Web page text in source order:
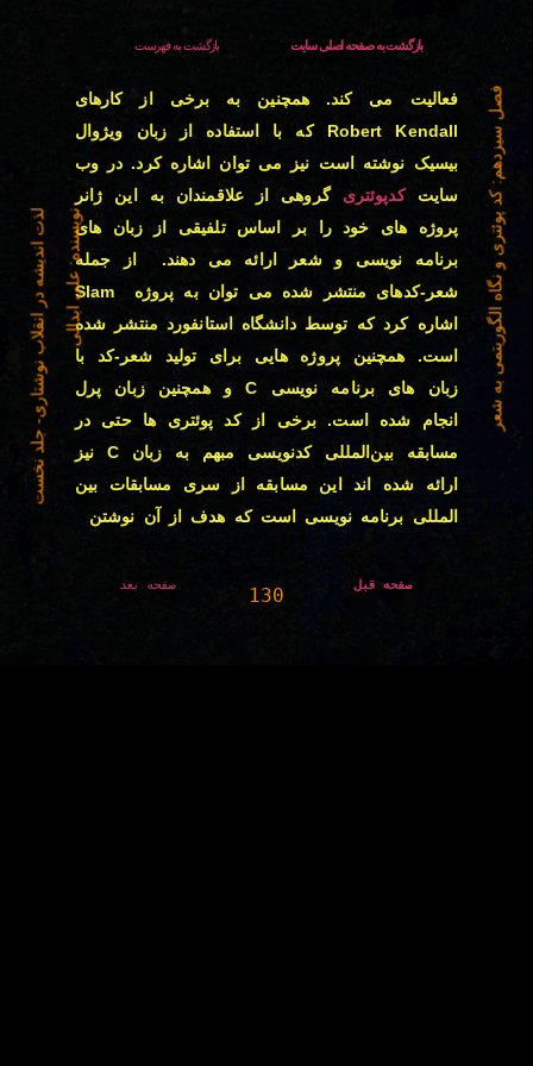
فصل سیزدهم:
کد پوئتری و نگاه الگوریتمی به شعر
بازگشت به صفحه اصلی سایت بازگشت به فهرست
فعالیت می کند. همچنین به برخی از کارهای
Robert Kendall که با استفاده از زبان ویژوال
بیسیک نوشته است نیز می توان اشاره کرد. در وب
سایتکدپوئتری گروهی از علاقمندان به این ژانر
پروژه های خود را بر اساس تلفیقی از زبان های
برنامه نویسی و شعر ارائه می دهند. از جمله
شعر-کدهای منتشر شده می توان به پروژه Slam
اشاره کرد که توسط دانشگاه استانفورد منتشر شده
است. همچنین پروژه هایی برای تولید شعر-کد با
زبان های برنامه نویسی C و همچنین زبان پرل
انجام شده است. برخی از کد پوئتری ها حتی در
مسابقه بین‌المللی کدنویسی مبهم به زبان C نیز
ارائه شده اند این مسابقه از سری مسابقات بین
المللی برنامه نویسی است که هدف از آن نوشتن
صفحه قبل 130 صفحه بعد
لذت اندیشه در انقلاب نوشتاری- جلد نخستنویسنده: علی ابدالی